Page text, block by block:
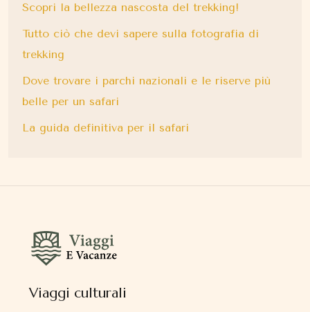
Scopri la bellezza nascosta del trekking!
Tutto ciò che devi sapere sulla fotografia di
trekking
Dove trovare i parchi nazionali e le riserve più
belle per un safari
La guida definitiva per il safari
Viaggi culturali